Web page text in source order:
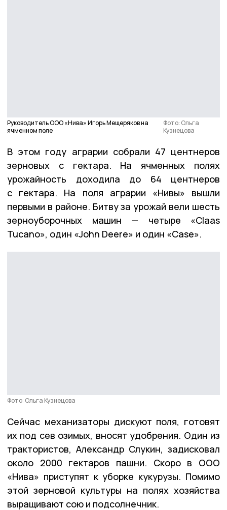
Руководитель ООО «Нива» Игорь Мещеряков на
ячменном поле
Фото: Ольга
Кузнецова
В этом году аграрии собрали 47 центнеров
зерновых с гектара. На ячменных полях
урожайность доходила до 64 центнеров
с гектара. На поля аграрии «Нивы» вышли
первыми в районе. Битву за урожай вели шесть
зерноуборочных машин — четыре «Claas
Tucano», один «John Deere» и один «Case».
Фото: Ольга Кузнецова
Сейчас механизаторы дискуют поля, готовят
их под сев озимых, вносят удобрения. Один из
трактористов, Александр Слукин, задисковал
около 2000 гектаров пашни. Скоро в ООО
«Нива» приступят к уборке кукурузы. Помимо
этой зерновой культуры на полях хозяйства
выращивают сою и подсолнечник.